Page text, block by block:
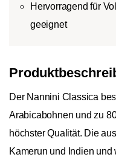
Hervorragend für
geeignet
Der Nannini Classica
Arabicabohnen und zu
höchster Qualität. Die
Kamerun und Indien